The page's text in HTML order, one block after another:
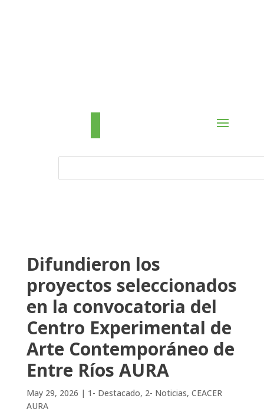
Difundieron los
proyectos seleccionados
en la convocatoria del
Centro Experimental de
Arte Contemporáneo de
Entre Ríos AURA
May 29, 2026 | 1- Destacado, 2- Noticias, CEACER
AURA